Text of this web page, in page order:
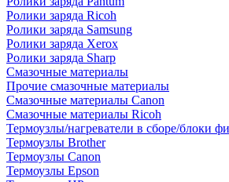
Ролики заряда Ricoh
Ролики заряда Samsung
Ролики заряда Xerox
Ролики заряда Sharp
Смазочные материалы
Прочие смазочные материалы
Смазочные материалы Canon
Смазочные материалы Ricoh
Термоузлы/нагреватели в сборе/блоки
Термоузлы Brother
Термоузлы Canon
Термоузлы Epson